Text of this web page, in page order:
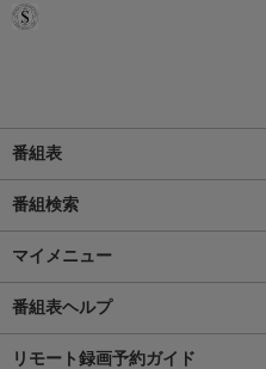
番組表
番組検索
マイメニュー
番組表ヘルプ
リモート録画予約ガイド